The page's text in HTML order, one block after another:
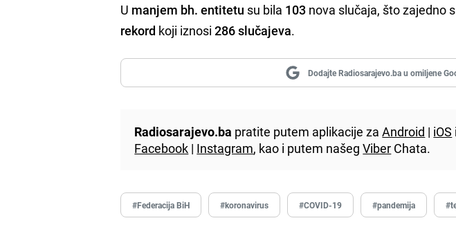
U manjem bh. entitetu su bila 103 nova slučaja, što zajedno s
rekord koji iznosi286 slučajeva.
Dodajte Radiosarajevo.ba u omiljene
Radiosarajevo.ba pratite putem aplikacije zaAndroid | iOS
Facebook | Instagram, kao i putem našegViber Chata.
#Federacija BiH #koronavirus #COVID-19 #pandemija